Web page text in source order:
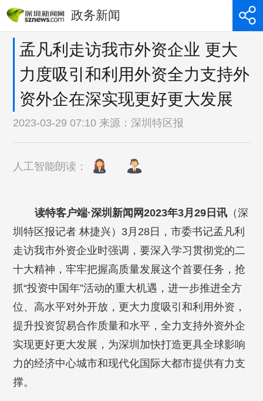
政务新闻
孟凡利走访我市外资企业 更大
力度吸引和利用外资全力支持外
资外企在深实现更好更大发展
2023-03-29 07:10 来源：深圳特区报
人工智能朗读：
读特客户端·深圳新闻网2023年3月29日讯（深
圳特区报记者 林捷兴）3月28日，市委书记孟凡利
走访我市外资企业时强调，要深入学习贯彻党的二
十大精神，牢牢把握高质量发展这个首要任务，抢
抓“投资中国年”活动的重大机遇，进一步推进全方
位、高水平对外开放，更大力度吸引和利用外资，
提升投资贸易合作质量和水平，全力支持外资外企
实现更好更大发展，为深圳加快打造更具全球影响
力的经济中心城市和现代化国际大都市提供有力支
撑。